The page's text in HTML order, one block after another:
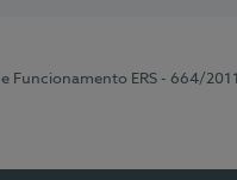
Funcionamento ERS - 664/2011